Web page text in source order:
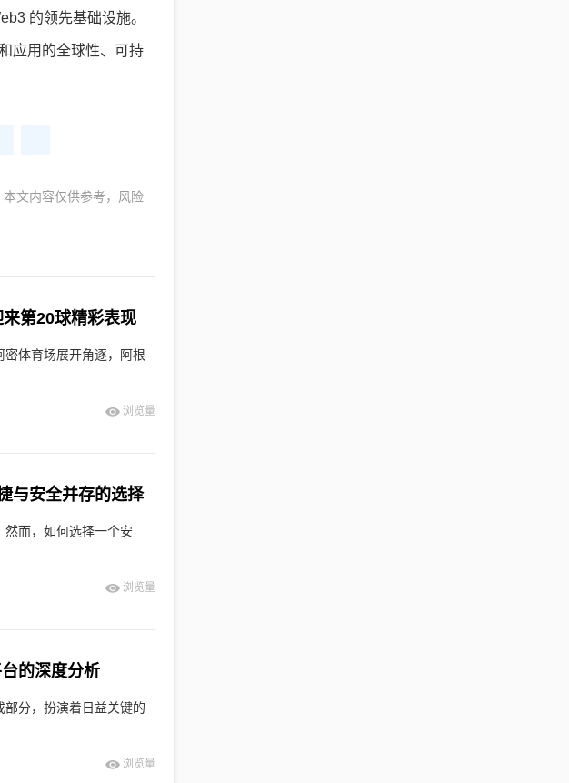
的领先基础设施。
应用的全球性、可持
文内容仅供参考，风险
第20球精彩表现
体育场展开角逐，阿根
浏览量
与安全并存的选择
然而，如何选择一个安
浏览量
的深度分析
分，扮演着日益关键的
浏览量